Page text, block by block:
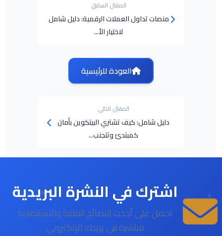
المقال السابق
منصات تداول العملات الرقمية: دليل شامل
لاختيار الأ...
العودة للرئيسية
المقال التالي
دليل شامل: كيف تشتري البيتكوين بأمان
كمبتدئ وتتجنب...
اشترك في النشرة البريدية
احصل على أحدث النصائح المالية والاستثمارية
مباشرة في بريدك الإلكتروني